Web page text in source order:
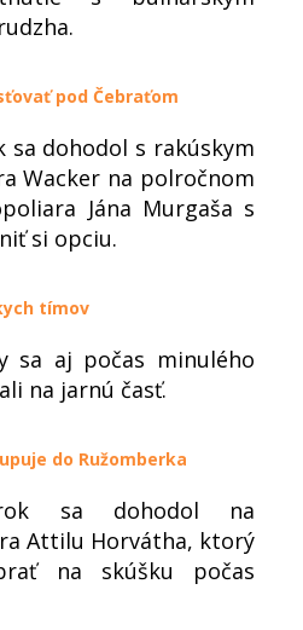
pod Čebraťom
sa dohodol s rakúskym
Wacker na polročnom
Jána Murgaša s
si opciu.
tímov
sa aj počas minulého
na jarnú časť.
do Ružomberka
sa dohodol na
Attilu Horvátha, ktorý
na skúšku počas